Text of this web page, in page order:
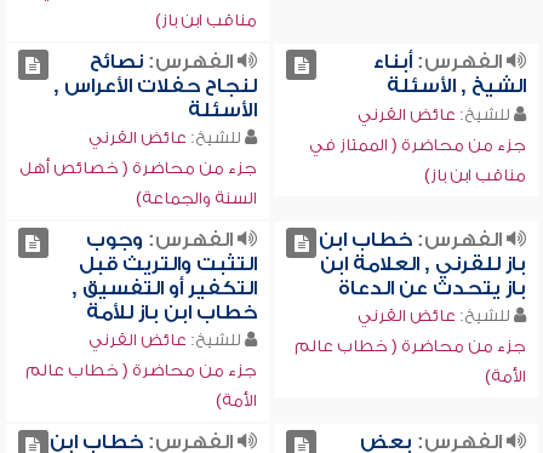
مناقب ابن باز)
الفهرس:أبناء
الشيخ , الأسئلة
للشيخ: عائض القرني
جزء من محاضرة ( الممتاز في
مناقب ابن باز)
الفهرس:نصائح
لنجاح حفلات الأعراس ,
الأسئلة
للشيخ: عائض القرني
جزء من محاضرة ( خصائص أهل
السنة والجماعة)
الفهرس:خطاب ابن
باز للقرني , العلامة ابن
باز يتحدث عن الدعاة
للشيخ: عائض القرني
جزء من محاضرة ( خطاب عالم
الأمة)
الفهرس: وجوب
التثبت والتريث قبل
التكفير أو التفسيق ,
خطاب ابن باز للأمة
للشيخ: عائض القرني
جزء من محاضرة ( خطاب عالم
الأمة)
الفهرس: بعض
الفهرس:خطاب ابن